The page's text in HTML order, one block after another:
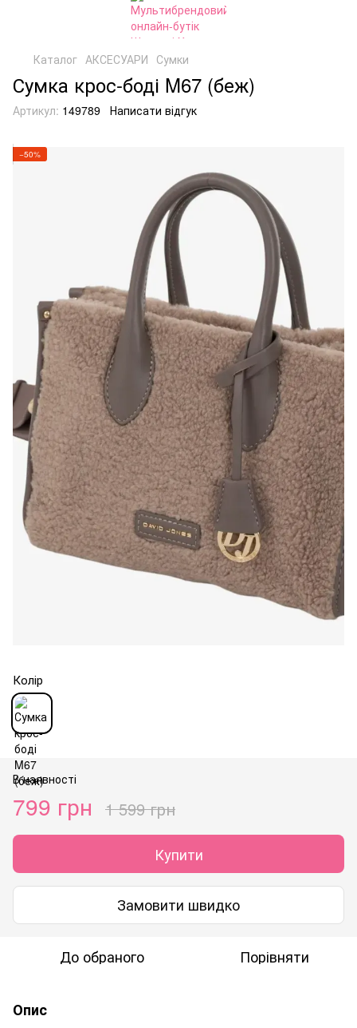
Каталог АКСЕСУАРИ Сумки
Сумка крос-боді M67 (беж)
Артикул: 149789 Написати відгук
−50%
Колір
В наявності
799 грн 1 599 грн
Купити
Замовити швидко
До обраного Порівняти
Опис